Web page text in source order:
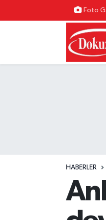
Foto
HABERLER
Hava Durumu
Trafik Durumu